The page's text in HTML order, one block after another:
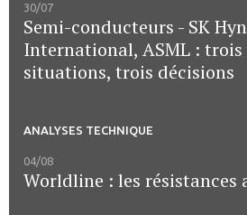
30/07
Semi-conducteurs - SK
International, ASML :
situations, trois décisions
ANALYSES TECHNIQUE
04/08
Worldline : les résistances